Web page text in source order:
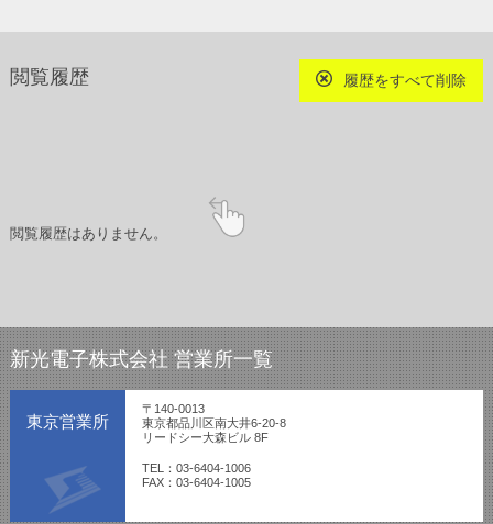
閲覧履歴 履歴をすべて削除
閲覧履歴はありません。
新光電子株式会社 営業所一覧
東京営業所
〒140-0013
東京都品川区南大井6-20-8
リードシー大森ビル 8F
TEL：03-6404-1006
FAX：03-6404-1005